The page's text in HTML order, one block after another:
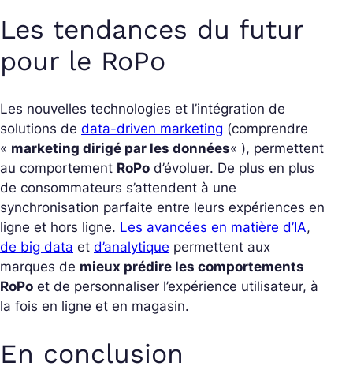
Les tendances du futur
pour le RoPo
Les nouvelles technologies et l’intégration de
solutions de data-driven marketing (comprendre
« marketing dirigé par les données« ), permettent
au comportement RoPo d’évoluer. De plus en plus
de consommateurs s’attendent à une
synchronisation parfaite entre leurs expériences en
ligne et hors ligne. Les avancées en matière d’IA,
de big data et d’analytique permettent aux
marques de mieux prédire les comportements
RoPo et de personnaliser l’expérience utilisateur, à
la fois en ligne et en magasin.
En conclusion